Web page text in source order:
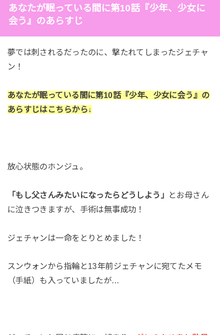
あなたが眠っている間に第10話『少年、少女に
会う』のあらすじ
夢では刺されるだったのに、撃たれてしまったジェチャ
ン！
あなたが眠っている間に第10話『少年、少女に会う』の
あらすじはこちらから↓
放心状態のホンジュ。
「もし父さんみたいになったらどうしよう」
とお母さん
に泣きつきますが、手術は無事成功！
ジェチャンは一命をとりとめました！
スンウォンから指輪と13年前ジェチャンに宛てたメモ
（手紙）も入っていましたが…